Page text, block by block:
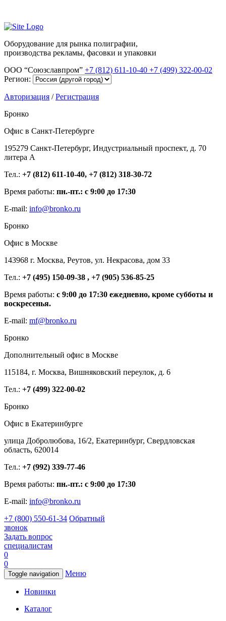
Оборудование для рынка полиграфии,
производства рекламы, фасовки и упаковки
ООО “Союзславпром” +7 (812) 611-10-40 +7 (499) 322-00-02
Регион:
Авторизация /Регистрация
Бронко
Офис в Санкт-Петербурге
195279 Санкт-Петербург, Индустриальный проспект, д. 70
литера А
Тел.: +7 (812) 611-10-40, +7 (812) 318-30-72
Время работы: пн.-пт.: с 9:00 до 17:30
E-mail: info@bronko.ru
Бронко
Офис в Москве
143968 г. Москва, Реутов, ул. Некрасова, дом 33
Тел.: +7 (495) 150-09-38 , +7 (905) 536-85-25
Время работы: с 9:00 до 17:30 ежедневно, кроме субботы и
воскресенья.
E-mail: mf@bronko.ru
Бронко
Дополнительный офис в Москве
115184, г. Москва, Вишняковский переулок, д. 6
Тел.: +7 (499) 322-00-02
Бронко
Офис в Екатеринбурге
улица Добролюбова, 16/2, Екатеринбург, Свердловская
область, 620014
Тел.: +7 (992) 339-77-46
Время работы: пн.-пт.: с 9:00 до 17:30
E-mail: info@bronko.ru
+7 (800) 550-61-34 Обратный
звонок
Задать вопрос
специалистам
0
0
Toggle navigation Меню
Новинки
Каталог